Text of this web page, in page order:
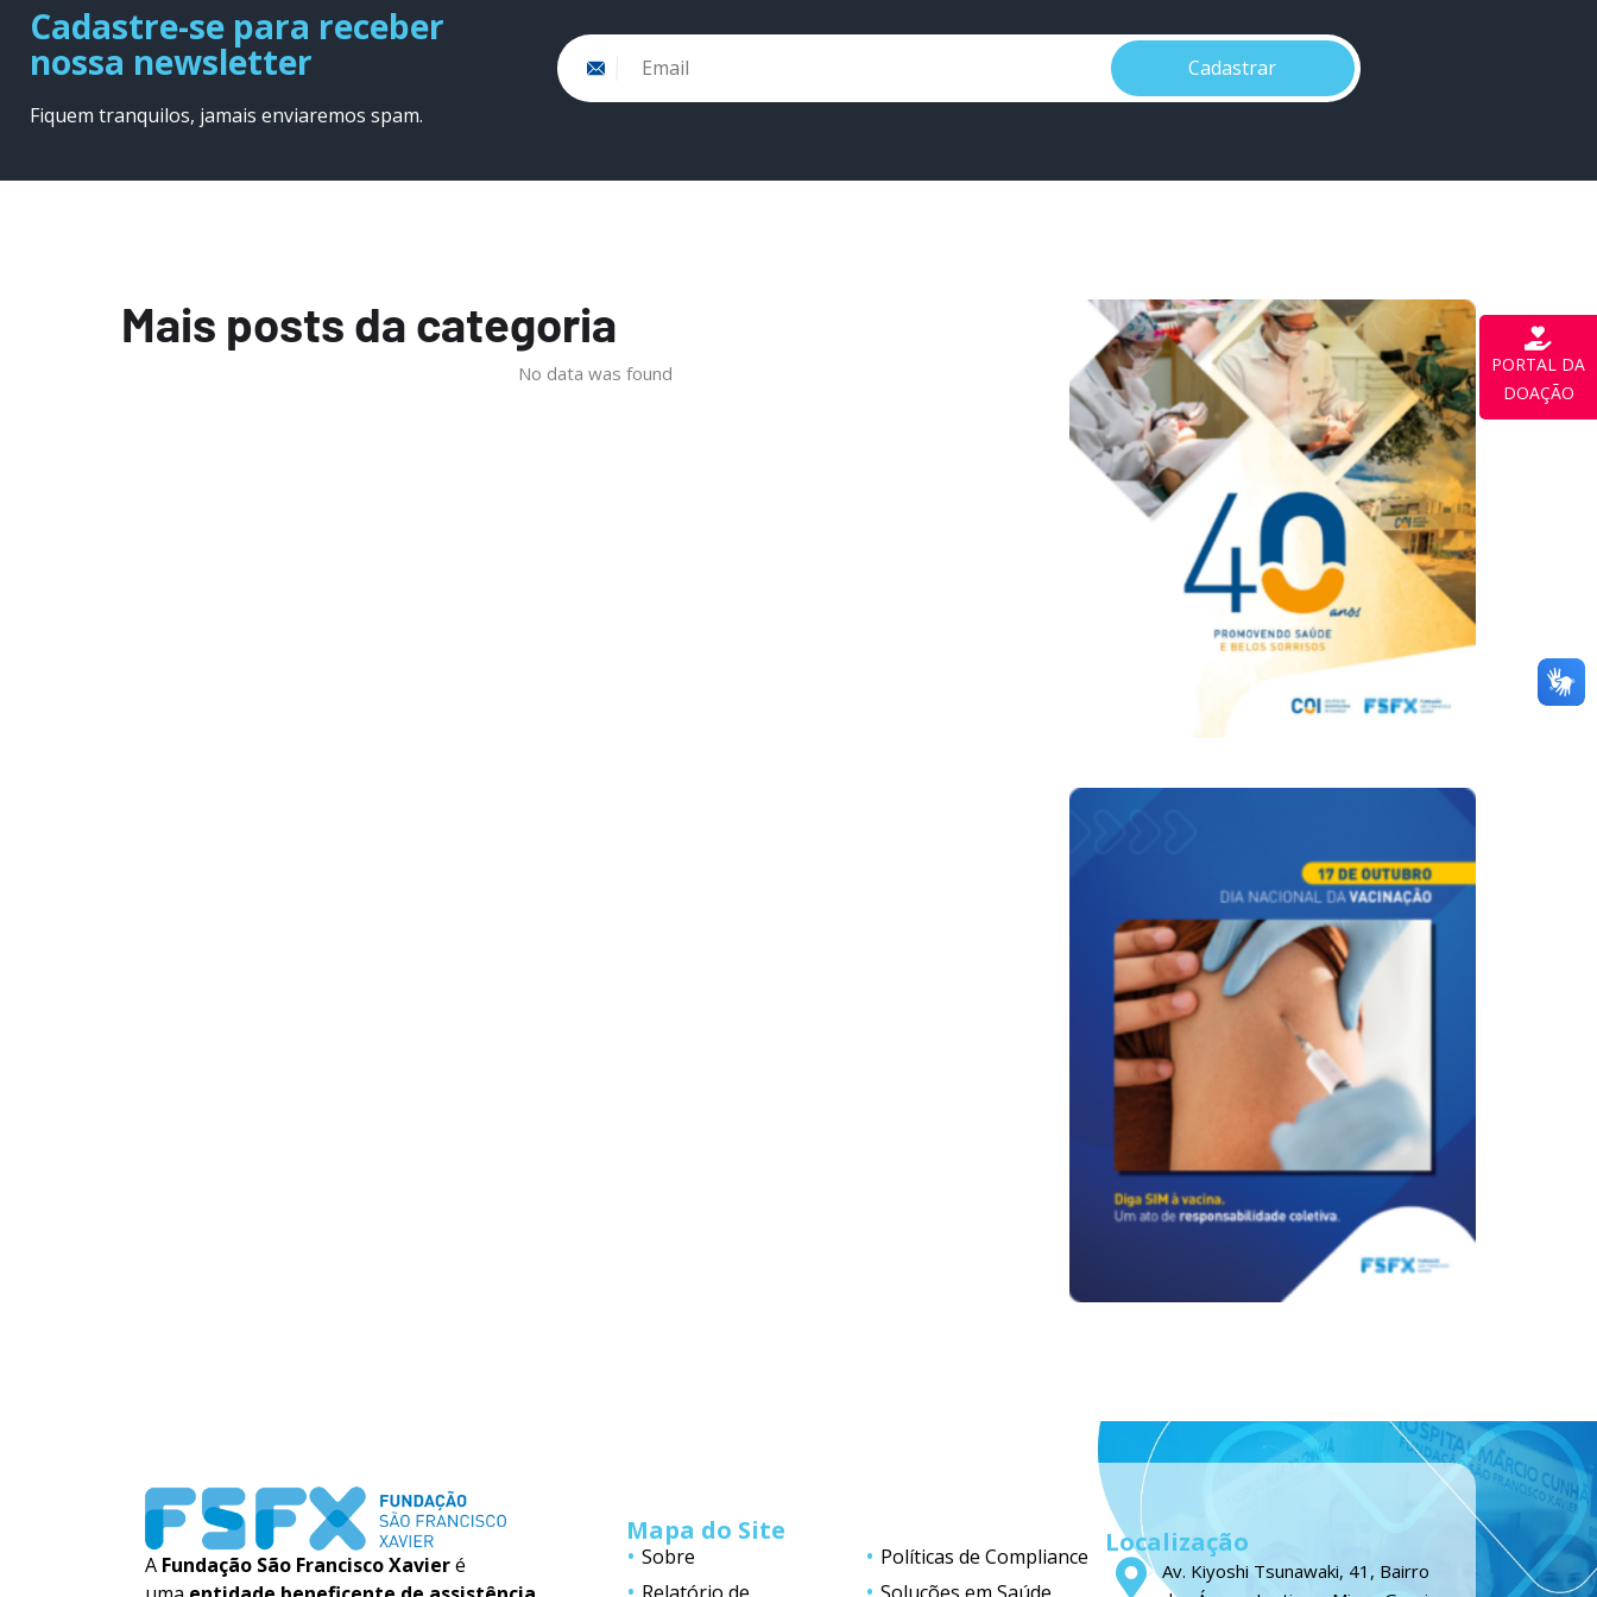
PORTAL DA
DOAÇÃO
Cadastre-se para receber
nossa newsletter
Fiquem tranquilos, jamais enviaremos spam.
Cadastrar
Mais posts da categoria
No data was found
A Fundação São Francisco Xavieré
Mapa do Site
Sobre
Políticas de Compliance
Localização
Av. Kiyoshi Tsunawaki, 41, Bairro